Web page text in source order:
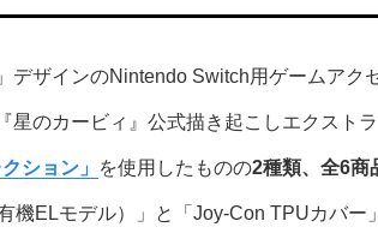
デザインのNintendo Switch用ゲームアク
星のカービィ』公式描き起こしエクスト
ション」 を使用したものの2種類、全6商
機ELモデル）」と「Joy-Con TPUカバー